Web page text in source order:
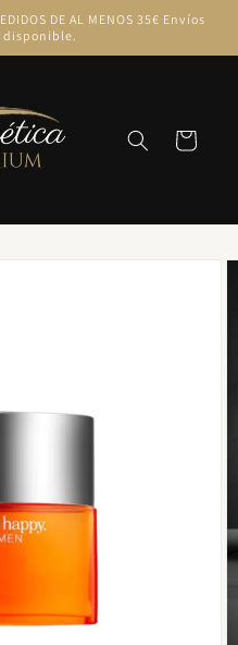
DE AL MENOS 35€ Envíos
disponible.
Carrito